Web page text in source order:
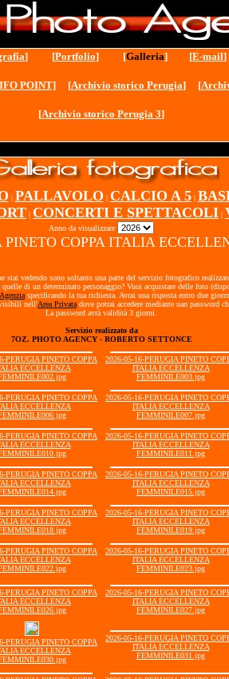
] [Portfolio] [Galleria] [E-mail
POINT] [Archivio storico Perugia] [
[Archivio storico Perugia 3]
| PALLAVOLO | CALCIO A 5|
| CONCERTI E SPETTACOLI |
Anno da visualizzare
PINETO COPPA ITALIA
stai vedendo sono soltanto una parte del servizio fotografico
quelle di un determinato personaggio? Vuoi acquistare delle foto
specificando la tua richiesta. Avrai una risposta entro due
visibili nell'Area Privata dove potrai accedere mediante uan password
La password avrà validità 3 giorni.
Servizio realizzato da
7OZ. PHOTO AGENCY - ROBERTO SETTONCE
PERUGIA PINETO COPPA
ECCELLENZA
2026-05-16-PERUGIA PINETO
ITALIA ECCELLENZA
FEMMINILE003.jpg
PERUGIA PINETO COPPA
ECCELLENZA
2026-05-16-PERUGIA PINETO
ITALIA ECCELLENZA
FEMMINILE007.jpg
PERUGIA PINETO COPPA
ECCELLENZA
2026-05-16-PERUGIA PINETO
ITALIA ECCELLENZA
FEMMINILE011.jpg
PERUGIA PINETO COPPA
ECCELLENZA
2026-05-16-PERUGIA PINETO
ITALIA ECCELLENZA
FEMMINILE015.jpg
PERUGIA PINETO COPPA
ECCELLENZA
2026-05-16-PERUGIA PINETO
ITALIA ECCELLENZA
FEMMINILE019.jpg
PERUGIA PINETO COPPA
ECCELLENZA
2026-05-16-PERUGIA PINETO
ITALIA ECCELLENZA
FEMMINILE023.jpg
PERUGIA PINETO COPPA
ECCELLENZA
2026-05-16-PERUGIA PINETO
ITALIA ECCELLENZA
FEMMINILE027.jpg
PERUGIA PINETO COPPA
ECCELLENZA
2026-05-16-PERUGIA PINETO
ITALIA ECCELLENZA
FEMMINILE031.jpg